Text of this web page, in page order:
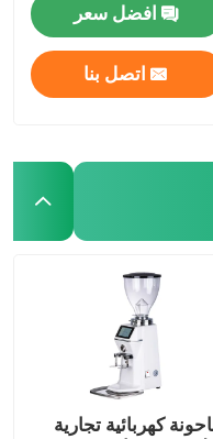
افضل سعر
اتصل بنا
كهربائية تجارية